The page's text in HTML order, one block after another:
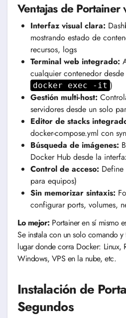
Ventajas de Portainer
Interfaz visual clara:
mostrando estado de
recursos, logs
Terminal web integrado:
cualquier contenedor
docker exec -it )
Gestión multi-host:
servidores desde un solo
Editor de stacks
docker-compose.yml con
Búsqueda de imágenes:
Docker Hub desde la
Control de acceso: Define
para equipos)
Sin memorizar sintaxis:
configurar ports, volumes,
Lo mejor: Portainer en sí mismo
Se instala con un solo comando
lugar donde corra Docker: Linux,
Windows, VPS en la nube, etc.
Instalación de
Segundos